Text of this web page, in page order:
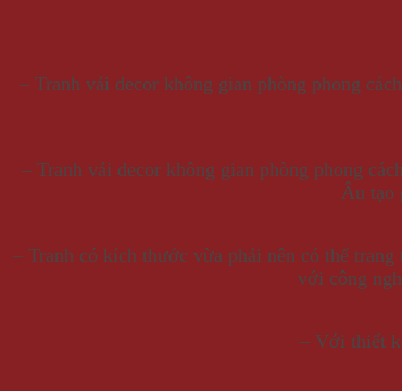
– Tranh vải decor không gian phòng phong
– Tranh vải decor không gian phòng phong
Âu tạo
– Tranh có kích thước vừa phải nên có thể
với công
– Với thiết